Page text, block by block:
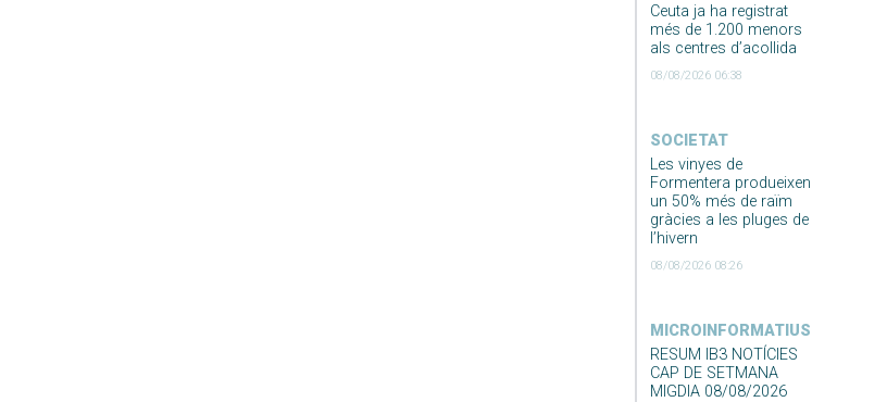
Ceuta ja ha registrat
més de 1.200 menors
als centres d’acollida
08/08/2026 06:38
SOCIETAT
Les vinyes de
Formentera produeixen
un 50% més de raïm
gràcies a les pluges de
l’hivern
08/08/2026 08:26
MICROINFORMATIUS
RESUM IB3 NOTÍCIES
CAP DE SETMANA
MIGDIA 08/08/2026